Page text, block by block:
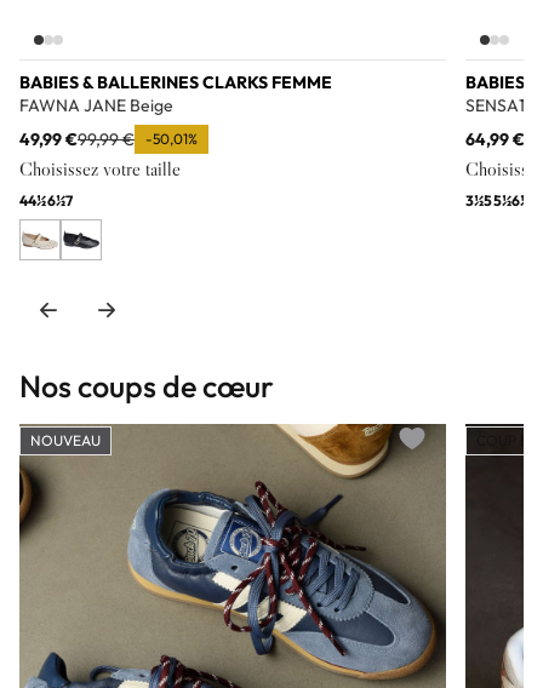
BABIES & BALLERINES CLARKS FEMME
FAWNA JANE Beige
49,99 €99,99 € -50,01%
Choisissez votre taille
44½6½7
BABIES
SENSA15
64,99 €
3½55½6½
Nos coups de cœur
NOUVEAU
Add to wishlist